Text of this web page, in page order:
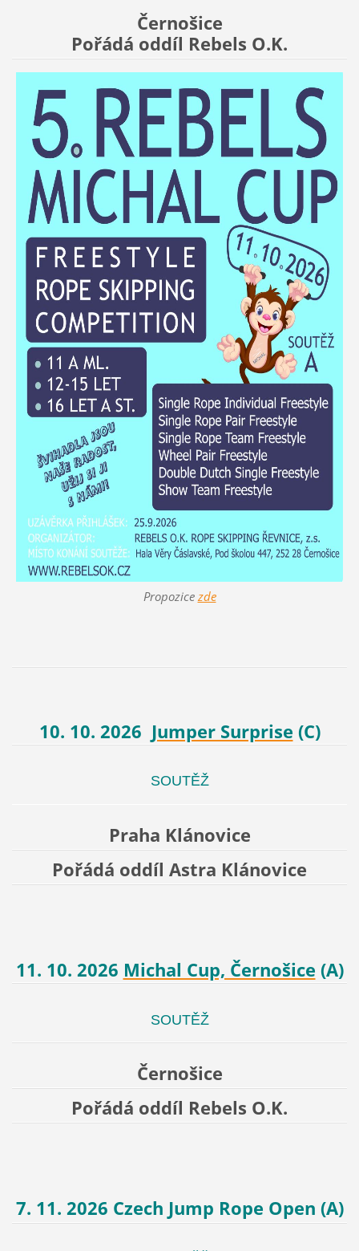
Černošice
Pořádá oddíl Rebels O.K.
Propozice zde
10. 10. 2026 Jumper Surprise (C)
SOUTĚŽ
Praha Klánovice
Pořádá oddíl Astra Klánovice
11. 10. 2026 Michal Cup, Černošice (A)
SOUTĚŽ
Černošice
Pořádá oddíl Rebels O.K.
7. 11. 2026 Czech Jump Rope Open (A)